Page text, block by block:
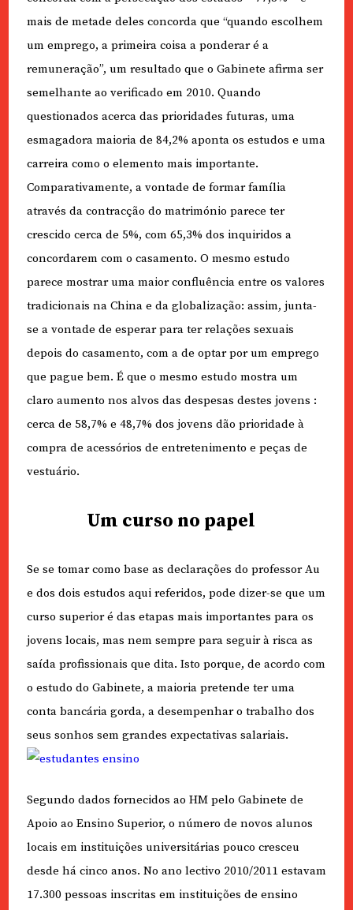
mais de metade deles concorda que “quando escolhem
um emprego, a primeira coisa a ponderar é a
remuneração”, um resultado que o Gabinete afirma ser
semelhante ao verificado em 2010. Quando
questionados acerca das prioridades futuras, uma
esmagadora maioria de 84,2% aponta os estudos e uma
carreira como o elemento mais importante.
Comparativamente, a vontade de formar família
através da contracção do matrimónio parece ter
crescido cerca de 5%, com 65,3% dos inquiridos a
concordarem com o casamento. O mesmo estudo
parece mostrar uma maior confluência entre os valores
tradicionais na China e da globalização: assim, junta-
se a vontade de esperar para ter relações sexuais
depois do casamento, com a de optar por um emprego
que pague bem. É que o mesmo estudo mostra um
claro aumento nos alvos das despesas destes jovens :
cerca de 58,7% e 48,7% dos jovens dão prioridade à
compra de acessórios de entretenimento e peças de
vestuário.
Um curso no papel
Se se tomar como base as declarações do professor Au
e dos dois estudos aqui referidos, pode dizer-se que um
curso superior é das etapas mais importantes para os
jovens locais, mas nem sempre para seguir à risca as
saída profissionais que dita. Isto porque, de acordo com
o estudo do Gabinete, a maioria pretende ter uma
conta bancária gorda, a desempenhar o trabalho dos
seus sonhos sem grandes expectativas salariais.
Segundo dados fornecidos ao HM pelo Gabinete de
Apoio ao Ensino Superior, o número de novos alunos
locais em instituições universitárias pouco cresceu
desde há cinco anos. No ano lectivo 2010/2011 estavam
17.300 pessoas inscritas em instituições de ensino